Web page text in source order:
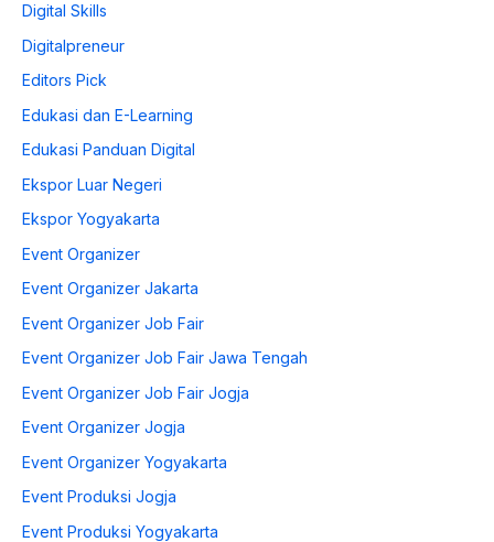
Digital Skills
Digitalpreneur
Editors Pick
Edukasi dan E-Learning
Edukasi Panduan Digital
Ekspor Luar Negeri
Ekspor Yogyakarta
Event Organizer
Event Organizer Jakarta
Event Organizer Job Fair
Event Organizer Job Fair Jawa Tengah
Event Organizer Job Fair Jogja
Event Organizer Jogja
Event Organizer Yogyakarta
Event Produksi Jogja
Event Produksi Yogyakarta